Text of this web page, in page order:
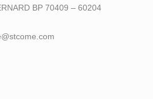
BP 70409 – 60204